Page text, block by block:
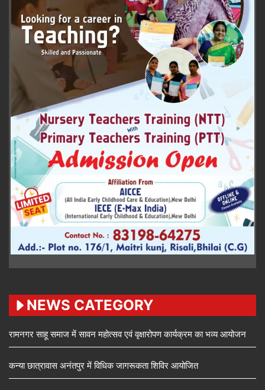
NEWS CATEGORY
रामनगर साहू समाज में सावन महोत्सव एवं वृक्षारोपण कार्यक्रम का भव्य आयोजन
कन्या छात्रावास अनंतपुर में विधिक जागरूकता शिविर आयोजित